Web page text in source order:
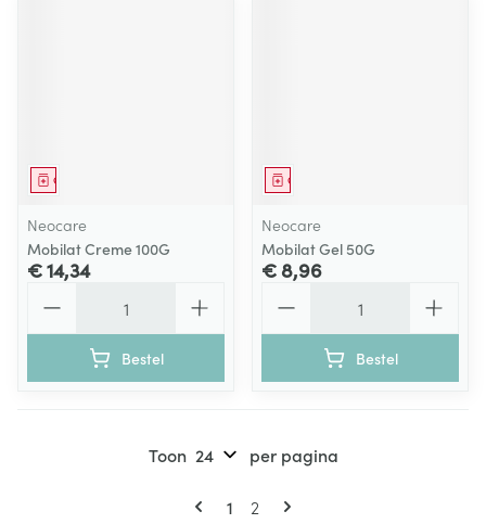
Geneesmiddel
Neocare
Mobilat Creme 100G
€ 14,34
Bestel
Geneesmiddel
Neocare
Mobilat Gel 50G
€ 8,96
Bestel
Pagina's
U lees momenteel pagina
1 Pagina
2
Toon per pagina